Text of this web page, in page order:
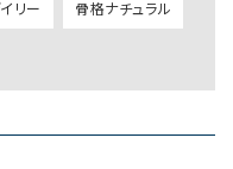
リー 骨格ナチュラル